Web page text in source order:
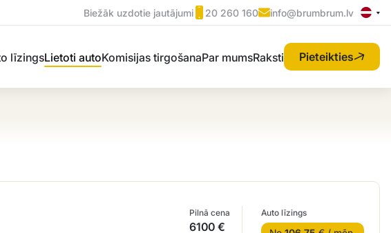
Biežāk uzdotie jautājumi 20 260 160 info@brumbrum.lv
līzingsLietoti autoKomisijas tirgošanaPar mumsRaksti Pieteikties
Pilnā cena
6100 €
Auto līzings